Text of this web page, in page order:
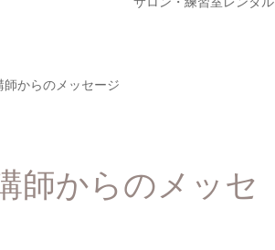
師からのメッセージ
師からのメッセ